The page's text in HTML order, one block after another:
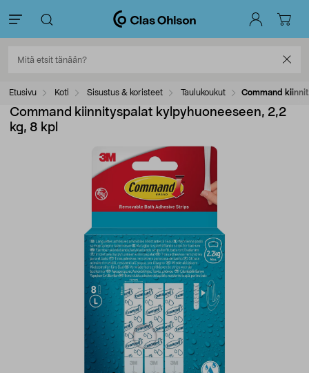
Etusivu Koti Sisustus & koristeet Taulukoukut Command
Command kiinnityspalat kylpyhuoneeseen, 2,2
kg, 8 kpl